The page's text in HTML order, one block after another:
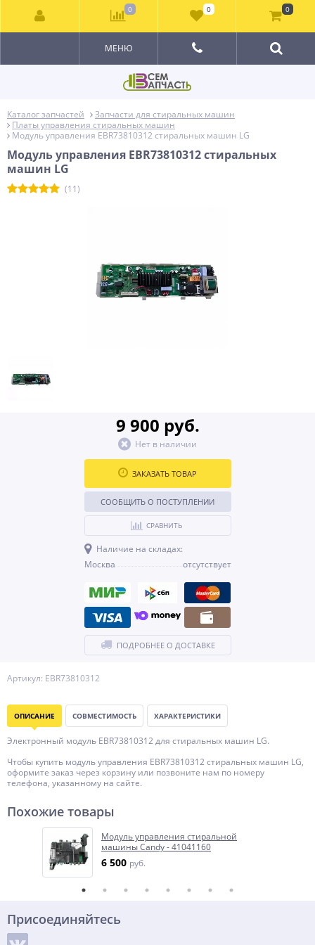
МЕНЮ
Каталог запчастей
Запчасти для стиральных машин
Платы управления стиральных машин
Модуль управления EBR73810312 стиральных машин LG
Модуль управления EBR73810312 стиральных
машин LG
(11)
Артикул: EBR73810312
9 900 руб.
Нет в наличии
ЗАКАЗАТЬ ТОВАР
СООБЩИТЬ О ПОСТУПЛЕНИИ
СРАВНИТЬ
Наличие на складах:
Москва
отсутствует
ПОДРОБНЕЕ О ДОСТАВКЕ
ОПИСАНИЕ СОВМЕСТИМОСТЬ ХАРАКТЕРИСТИКИ
Электронный модуль EBR73810312 для стиральных машин LG.
Чтобы купить модуль управления EBR73810312 стиральных машин LG,
оформите заказ через корзину или позвоните нам по номеру
телефона, указанному на сайте.
Похожие товары
Модуль управления стиральной
машины Candy - 41041160
6 500 руб.
Присоединяйтесь
0 0 0